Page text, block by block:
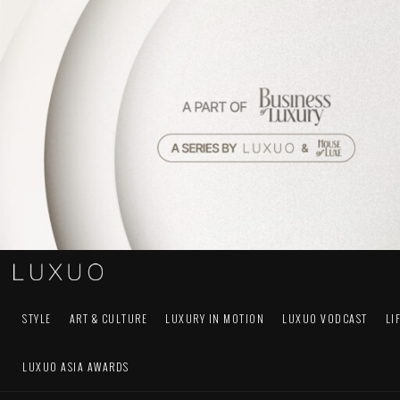
STYLE ART & CULTURE LUXURY IN MOTION LUXUO VODCAST
LUXUO ASIA AWARDS